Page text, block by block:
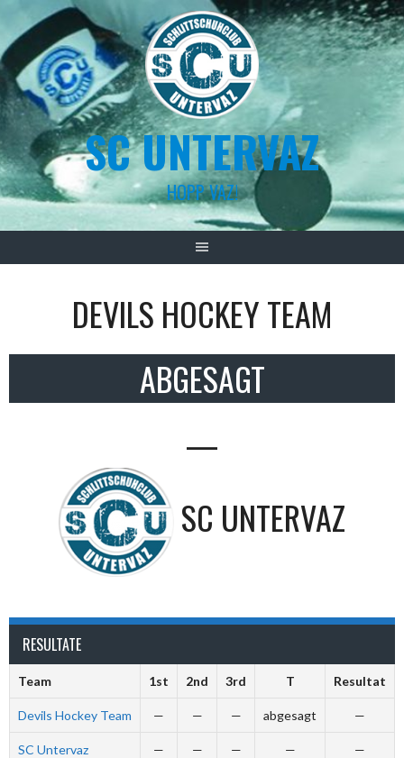
Skip
to
content
SC UNTERVAZ
HOPP VAZ!
DEVILS HOCKEY TEAM
ABGESAGT
—
SC UNTERVAZ
RESULTATE
Team 1st 2nd 3rd T Resultat
Devils Hockey Team — — — abgesagt —
SC Untervaz — — — — —